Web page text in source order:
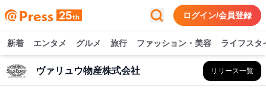
ログイン/会員登録
新着 エンタメ グルメ 旅行 ファッション・美容 ライフスタ
ヴァリュウ物産株式会社 リリース一覧